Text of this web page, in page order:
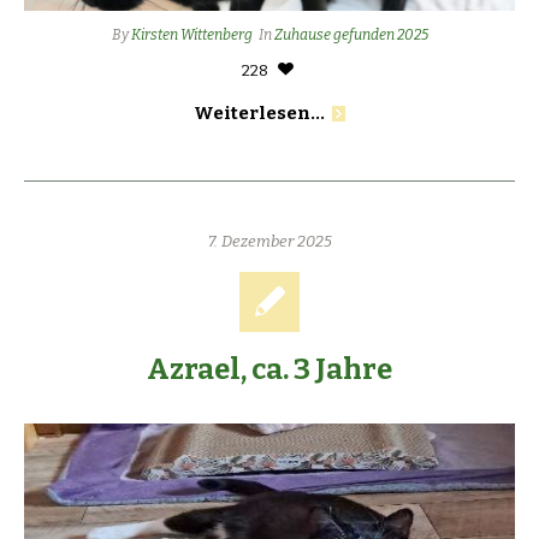
ByKirsten Wittenberg InZuhause gefunden 2025
228
Weiterlesen...
7. Dezember 2025
Azrael, ca. 3 Jahre